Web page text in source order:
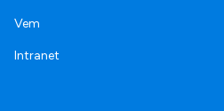
Vem
Intranet